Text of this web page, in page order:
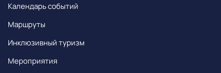
Календарь событий
Маршруты
Инклюзивный туризм
Мероприятия